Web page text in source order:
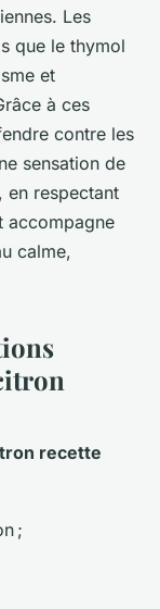
Les
que le thymol
et
à ces
contre les
sensation de
en respectant
accompagne
calme,
recette
;